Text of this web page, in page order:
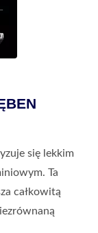
się lekkim
Ta
całkowitą